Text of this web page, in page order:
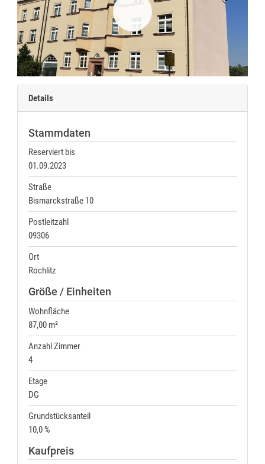
Details
Stammdaten
Reserviert bis
01.09.2023
Straße
Bismarckstraße 10
Postleitzahl
09306
Ort
Rochlitz
Größe / Einheiten
Wohnfläche
87,00 m²
Anzahl Zimmer
4
Etage
DG
Grundstücksanteil
10,0 %
Kaufpreis